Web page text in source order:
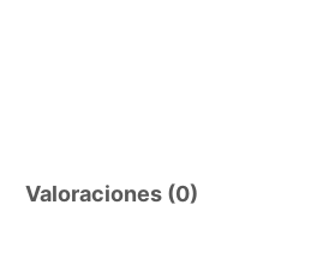
Valoraciones (0)